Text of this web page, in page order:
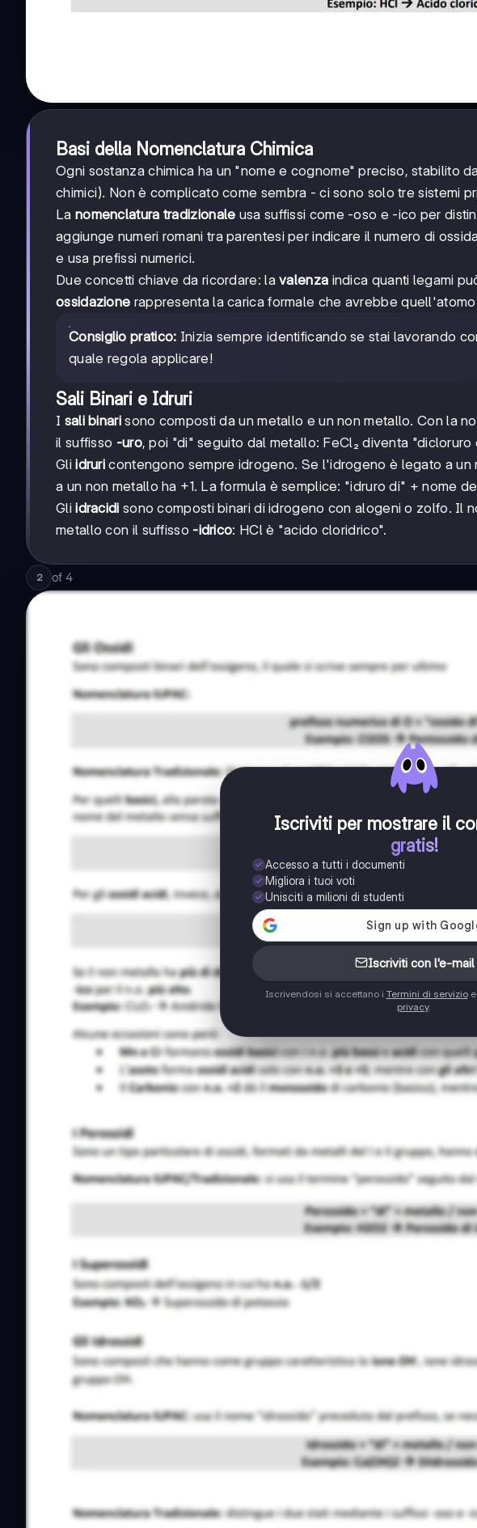
Basi della Nomenclatura Chimica
Ogni sostanza chimica ha un "nome e cognome" preciso, stabilito
chimici). Non è complicato come sembra - ci sono solo tre sistemi
La nomenclatura tradizionale usa suffissi come -oso e -ico per
aggiunge numeri romani tra parentesi per indicare il numero di
e usa prefissi numerici.
Due concetti chiave da ricordare: lavalenza indica quanti legami
ossidazione rappresenta la carica formale che avrebbe
Consiglio pratico: Inizia sempre identificando se stai lavorando
quale regola applicare!
Sali Binari e Idruri
I sali binarisono composti da un metallo e un non metallo. Con la
il suffisso -uro, poi "di" seguito dal metallo: FeCl₂ diventa "dicloruro
Gliidruri contengono sempre idrogeno. Se l'idrogeno è legato a un
a un non metallo ha +1. La formula è semplice: "idruro di" + nome
Gliidracidi sono composti binari di idrogeno con alogeni o zolfo. Il
metallo con il suffisso -idrico: HCl è "acido cloridrico".
2 of 4
Iscriviti per mostrare il
gratis!
Accesso a tutti i documenti
Migliora i tuoi voti
Unisciti a milioni di studenti
Iscriviti con l'e-mail
Iscrivendosi si accettano i Termini di servizioe
privacy.